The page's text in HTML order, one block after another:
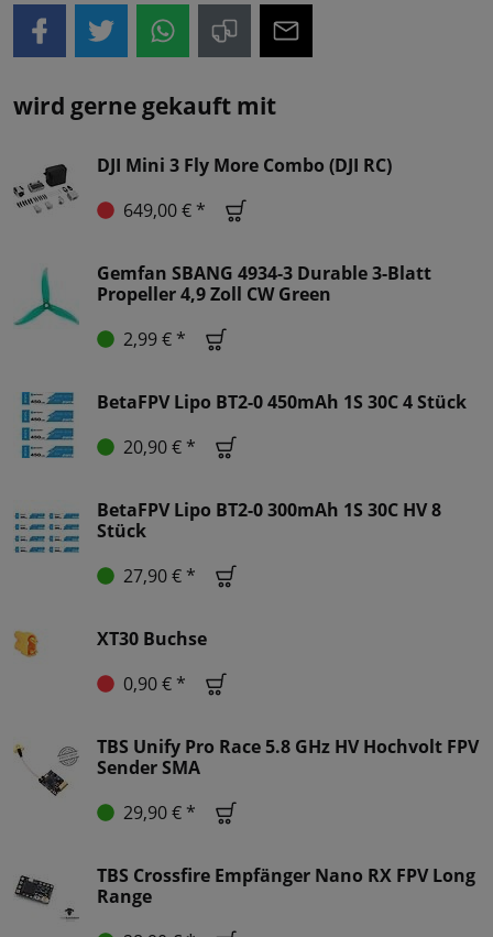
wird gerne gekauft mit
DJI Mini 3 Fly More Combo (DJI RC)
649,00 € *
Gemfan SBANG 4934-3 Durable 3-Blatt
Propeller 4,9 Zoll CW Green
2,99 € *
BetaFPV Lipo BT2-0 450mAh 1S 30C 4 Stück
20,90 € *
BetaFPV Lipo BT2-0 300mAh 1S 30C HV 8
Stück
27,90 € *
XT30 Buchse
0,90 € *
TBS Unify Pro Race 5.8 GHz HV Hochvolt FPV
Sender SMA
29,90 € *
TBS Crossfire Empfänger Nano RX FPV Long
Range